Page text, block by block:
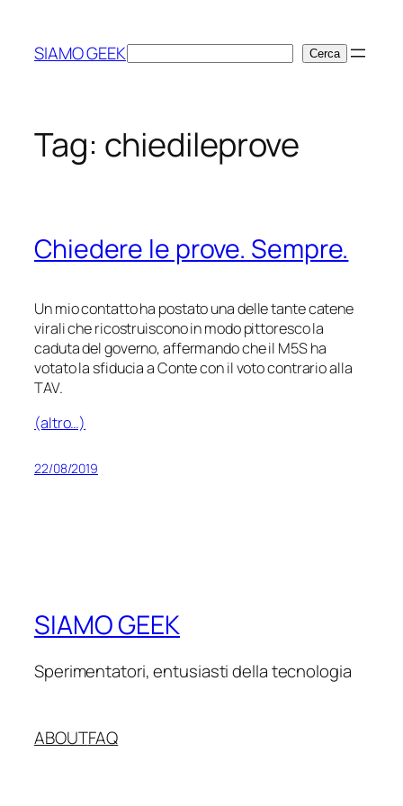
contenuto
SIAMO GEEKCerca Cerca
Tag: chiedileprove
Chiedere le prove. Sempre.
Un mio contatto ha postato una delle tante catene
virali che ricostruiscono in modo pittoresco la
caduta del governo, affermando che il M5S ha
votato la sfiducia a Conte con il voto contrario alla
TAV.
(altro…)
22/08/2019
SIAMO GEEK
Sperimentatori, entusiasti della tecnologia
ABOUTFAQ